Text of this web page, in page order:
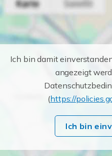
Ich bin damit
angezeigt
(https://
Ich bin